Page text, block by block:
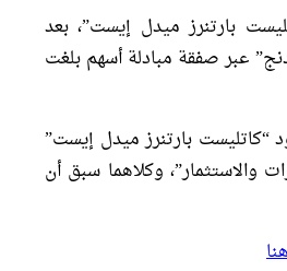
بارتنرز ميدل إيست”، بعد
عبر صفقة مبادلة أسهم بلغت
“كاتليست بارتنرز ميدل إيست”
والاستثمار”، وكلاهما سبق أن